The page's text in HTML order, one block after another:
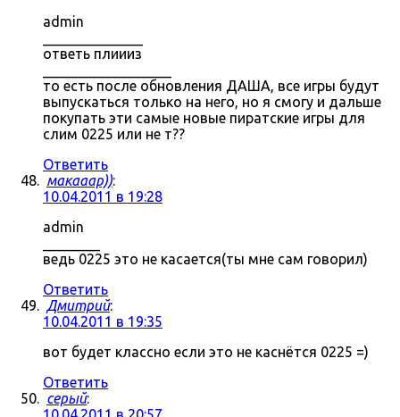
admin
ответь плиииз
то есть после обновления ДАША, все игры будут
выпускаться только на него, но я смогу и дальше
покупать эти самые новые пиратские игры для
слим 0225 или не т??
Ответить
макааар)):
10.04.2011 в 19:28
admin
ведь 0225 это не касается(ты мне сам говорил)
Ответить
Дмитрий:
10.04.2011 в 19:35
вот будет классно если это не каснётся 0225 =)
Ответить
серый: